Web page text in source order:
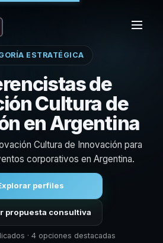
ESTRATÉGICA
de
Cultura de
en Argentina
Cultura de Innovación para
corporativos en Argentina.
perfiles
propuesta consultiva
· 4 opciones destacadas